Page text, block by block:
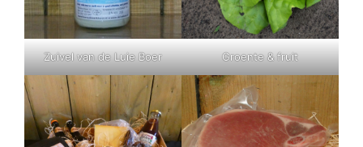
Zuivel van de Luie Boer Groente & fruit